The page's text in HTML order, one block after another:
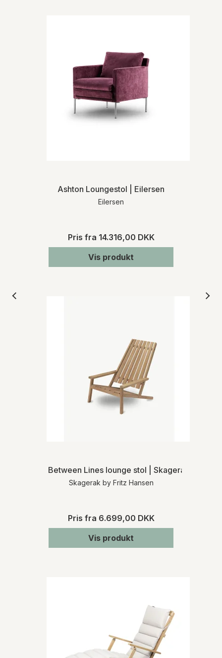
Ashton Loungestol | Eilersen
Eilersen
Pris fra 14.316,00 DKK
Vis produkt
Between Lines lounge stol | Skagerak
Skagerak by Fritz Hansen
Pris fra 6.699,00 DKK
Vis produkt